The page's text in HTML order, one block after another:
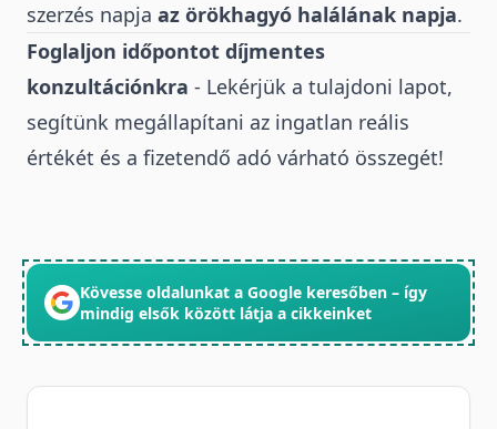
szerzés napja az örökhagyó halálának napja.
Foglaljon időpontot díjmentes
konzultációnkra - Lekérjük a tulajdoni lapot,
segítünk megállapítani az ingatlan reális
értékét és a fizetendő adó várható összegét!
Kövesse oldalunkat a Google keresőben – így
mindig elsők között látja a cikkeinket